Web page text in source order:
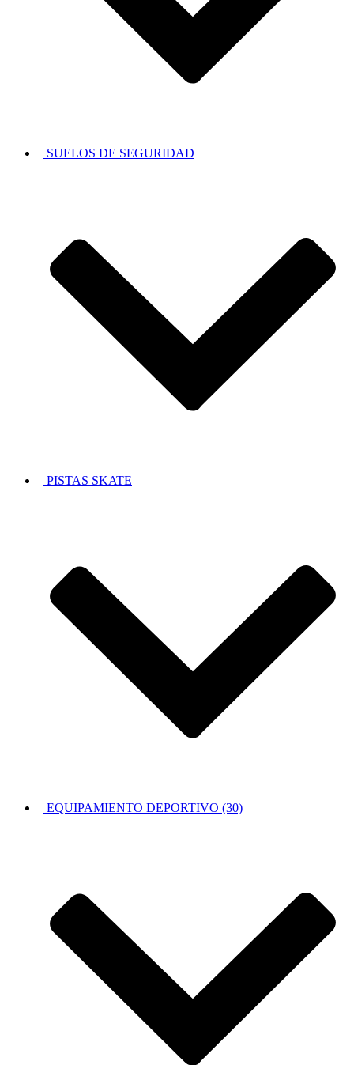
SUELOS DE SEGURIDAD
PISTAS SKATE
EQUIPAMIENTO DEPORTIVO (30)